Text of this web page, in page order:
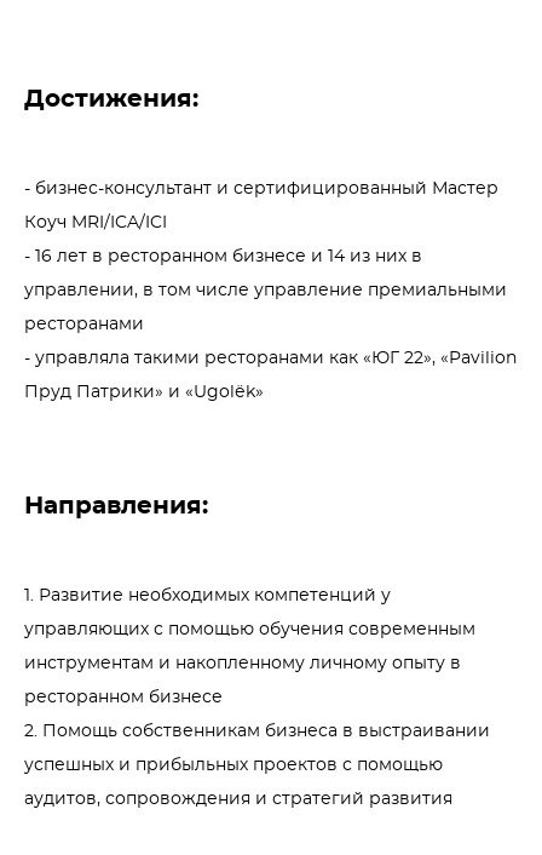
Достижения:
- бизнес-консультант и сертифицированный Мастер
Коуч MRI/ICA/ICI
- 16 лет в ресторанном бизнесе и 14 из них в
управлении, в том числе управление премиальными
ресторанами
- управляла такими ресторанами как «ЮГ 22», «Pavilion
Пруд Патрики» и «Ugolёk»
Направления:
1. Развитие необходимых компетенций у
управляющих с помощью обучения современным
инструментам и накопленному личному опыту в
ресторанном бизнесе
2. Помощь собственникам бизнеса в выстраивании
успешных и прибыльных проектов с помощью
аудитов, сопровождения и стратегий развития